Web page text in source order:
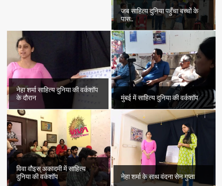
जब साहित्य दुनिया पहुँचा बच्चों के
पास..
नेहा शर्मा साहित्य दुनिया की वर्कशॉप
के दौरान
मुंबई में साहित्य दुनिया की वर्कशॉप
विवा वौइस् अकादमी में साहित्य
दुनिया की वर्कशॉप
नेहा शर्मा के साथ वंदना सेन गुप्ता